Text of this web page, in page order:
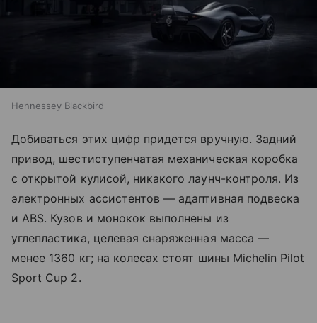
Hennessey Blackbird
Добиваться этих цифр придется вручную. Задний
привод, шестиступенчатая механическая коробка
с открытой кулисой, никакого лаунч-контроля. Из
электронных ассистентов — адаптивная подвеска
и ABS. Кузов и монокок выполнены из
углепластика, целевая снаряженная масса —
менее 1360 кг; на колесах стоят шины Michelin Pilot
Sport Cup 2.